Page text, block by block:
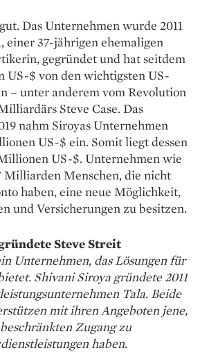
Das Unternehmen wurde 2011
einer 37-jährigen ehemaligen
gegründet und hat seitdem
US-$ von den wichtigsten US-
– unter anderem vom Revolution
Steve Case. Das
nahm Siroyas Unternehmen
US-$ ein. Somit liegt dessen
US-$. ­Unternehmen wie
­Milliarden Menschen, die nicht
haben, eine neue Möglichkeit,
und Versicherungen zu besitzen.
Steve Streit
Unternehmen, das Lösungen für
Shivani Siroya gründete 2011
Tala. Beide
mit ihren Angeboten jene,
Zugang zu
haben.